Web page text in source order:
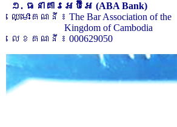
១. ធនាគារអេប៊ីអេ (ABA Bank)
ឈ្មោះគណនី ៖ The Bar Association of the
Kingdom of Cambodia
លេខគណនី ៖ 000629050